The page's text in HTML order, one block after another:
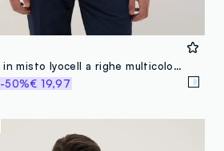
Camicia in misto lyocell a righe multicolor regular fit
-50%€ 19,97